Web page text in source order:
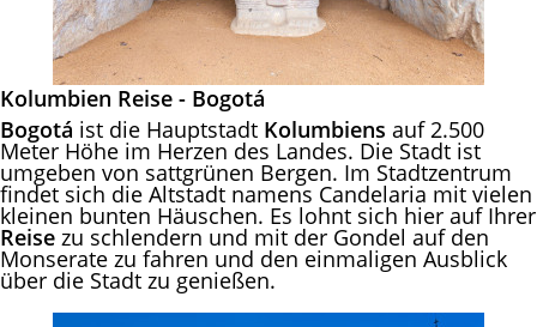
Kolumbien Reise - Bogotá
Bogotá ist die Hauptstadt Kolumbiens auf 2.500
Meter Höhe im Herzen des Landes. Die Stadt ist
umgeben von sattgrünen Bergen. Im Stadtzentrum
findet sich die Altstadt namens Candelaria mit vielen
kleinen bunten Häuschen. Es lohnt sich hier auf Ihrer
Reise zu schlendern und mit der Gondel auf den
Monserate zu fahren und den einmaligen Ausblick
über die Stadt zu genießen.